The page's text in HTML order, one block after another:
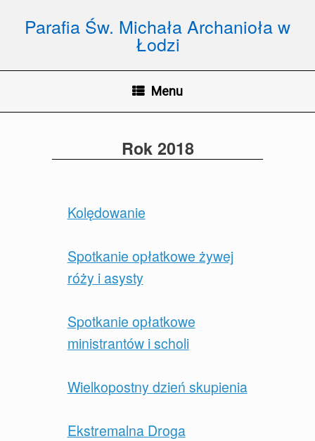
contentParafia Św. Michała Archanioła w
Łodzi
Menu
Rok 2018
Kolędowanie
Spotkanie opłatkowe żywej
róży i asysty
Spotkanie opłatkowe
ministrantów i scholi
Wielkopostny dzień skupienia
Ekstremalna Droga